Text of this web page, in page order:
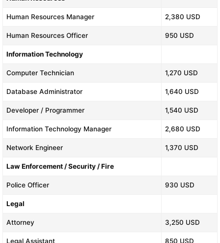
Human Resources Manager 2,380 USD
Human Resources Officer 950 USD
Information Technology
Computer Technician 1,270 USD
Database Administrator 1,640 USD
Developer / Programmer 1,540 USD
Information Technology Manager 2,680 USD
Network Engineer 1,370 USD
Law Enforcement / Security / Fire
Police Officer 930 USD
Legal
Attorney 3,250 USD
Legal Assistant 850 USD